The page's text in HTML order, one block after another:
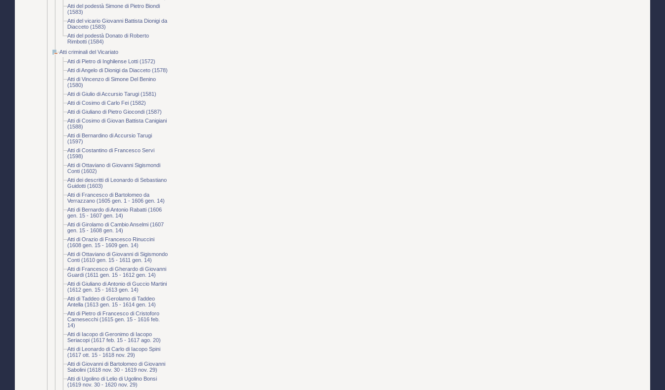
Atti del podestà Simone di Pietro Biondi
(1583)
Atti del vicario Giovanni Battista Dionigi da
Diacceto (1583)
Atti del podestà Donato di Roberto
Rimbotti (1584)
Atti criminali del Vicariato
Atti di Pietro di Inghilense Lotti (1572)
Atti di Angelo di Dionigi da Diacceto (1578)
Atti di Vincenzo di Simone Del Benino
(1580)
Atti di Giulio di Accursio Tarugi (1581)
Atti di Cosimo di Carlo Fei (1582)
Atti di Giuliano di Pietro Giocondi (1587)
Atti di Cosimo di Giovan Battista Canigiani
(1588)
Atti di Bernardino di Accursio Tarugi
(1597)
Atti di Costantino di Francesco Servi
(1598)
Atti di Ottaviano di Giovanni Sigismondi
Conti (1602)
Atti dei descritti di Leonardo di Sebastiano
Guidotti (1603)
Atti di Francesco di Bartolomeo da
Verrazzano (1605 gen. 1 - 1606 gen. 14)
Atti di Bernardo di Antonio Rabatti (1606
gen. 15 - 1607 gen. 14)
Atti di Girolamo di Cambio Anselmi (1607
gen. 15 - 1608 gen. 14)
Atti di Orazio di Francesco Rinuccini
(1608 gen. 15 - 1609 gen. 14)
Atti di Ottaviano di Giovanni di Sigismondo
Conti (1610 gen. 15 - 1611 gen. 14)
Atti di Francesco di Gherardo di Giovanni
Guardi (1611 gen. 15 - 1612 gen. 14)
Atti di Giuliano di Antonio di Guccio Martini
(1612 gen. 15 - 1613 gen. 14)
Atti di Taddeo di Gerolamo di Taddeo
Antella (1613 gen. 15 - 1614 gen. 14)
Atti di Pietro di Francesco di Cristoforo
Carnesecchi (1615 gen. 15 - 1616 feb.
14)
Atti di Iacopo di Geronimo di Iacopo
Seriacopi (1617 feb. 15 - 1617 ago. 20)
Atti di Leonardo di Carlo di Iacopo Spini
(1617 ott. 15 - 1618 nov. 29)
Atti di Giovanni di Bartolomeo di Giovanni
Sabolini (1618 nov. 30 - 1619 nov. 29)
Atti di Ugolino di Lelio di Ugolino Bonsi
(1619 nov. 30 - 1620 nov. 29)